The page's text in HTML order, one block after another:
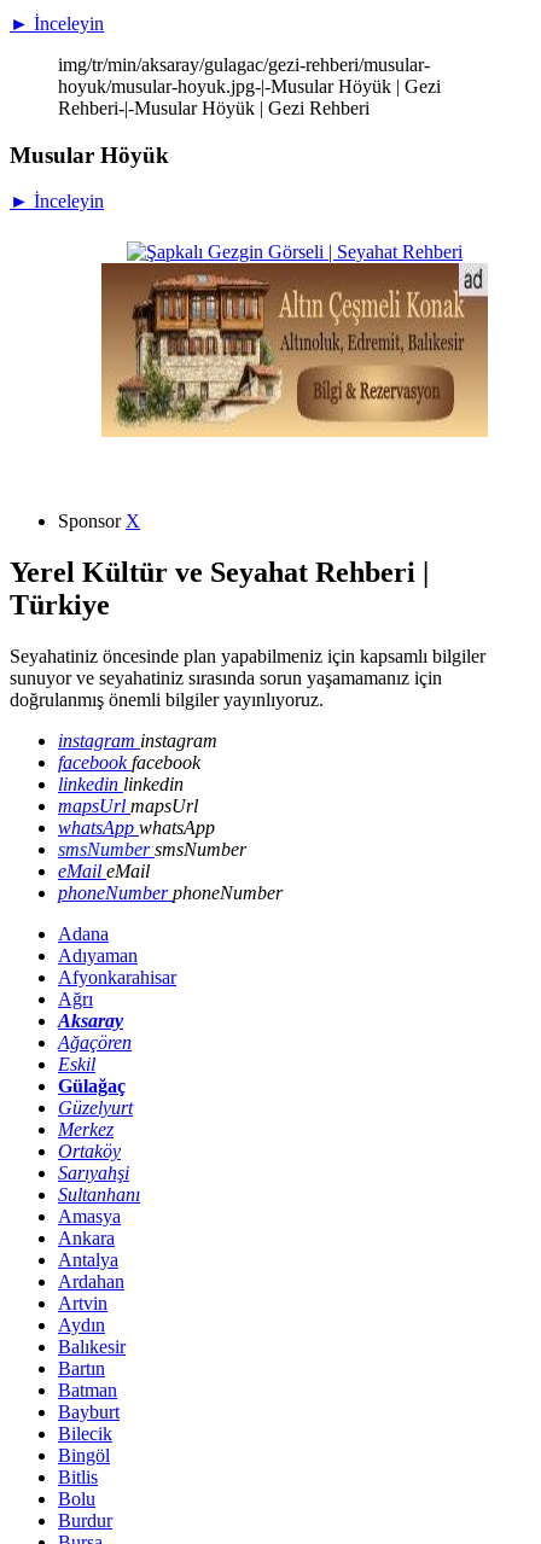
► İnceleyin
img/tr/min/aksaray/gulagac/gezi-rehberi/musular-
hoyuk/musular-hoyuk.jpg-|-Musular Höyük | Gezi
Rehberi-|-Musular Höyük | Gezi Rehberi
Musular Höyük
► İnceleyin
SponsorX
Yerel Kültür ve Seyahat Rehberi |
Türkiye
Seyahatiniz öncesinde plan yapabilmeniz için kapsamlı bilgiler
sunuyor ve seyahatiniz sırasında sorun yaşamamanız için
doğrulanmış önemli bilgiler yayınlıyoruz.
instagram instagram
facebookfacebook
linkedin linkedin
mapsUrl mapsUrl
whatsApp whatsApp
smsNumbersmsNumber
eMail eMail
phoneNumberphoneNumber
Adana
Adıyaman
Afyonkarahisar
Ağrı
Aksaray
Ağaçören
Eskil
Gülağaç
Güzelyurt
Merkez
Ortaköy
Sarıyahşi
Sultanhanı
Amasya
Ankara
Antalya
Ardahan
Artvin
Aydın
Balıkesir
Bartın
Batman
Bayburt
Bilecik
Bingöl
Bitlis
Bolu
Burdur